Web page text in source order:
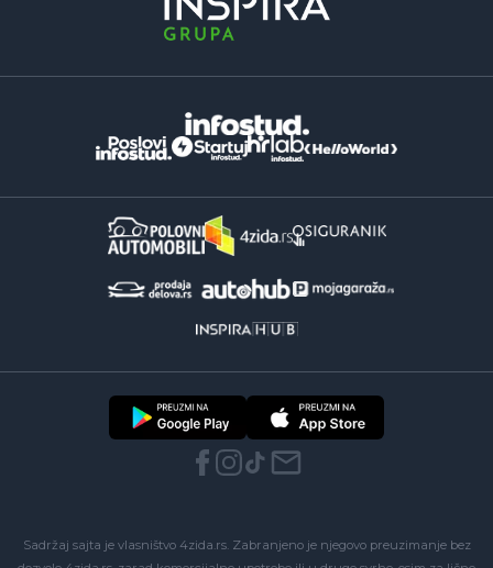
Sadržaj sajta je vlasništvo 4zida.rs. Zabranjeno je njegovo preuzimanje bez